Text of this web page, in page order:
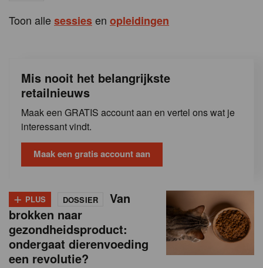
Toon allesessiesen opleidingen
Mis nooit het belangrijkste
retailnieuws
Maak een GRATIS account aan en vertel ons wat je
interessant vindt.
Maak een gratis account aan
+ PLUS DOSSIER
Van
brokken naar
gezondheidsproduct:
ondergaat dierenvoeding
een revolutie?